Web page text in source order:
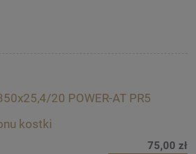
20 POWER-AT PR5
kostki
75,00 zł